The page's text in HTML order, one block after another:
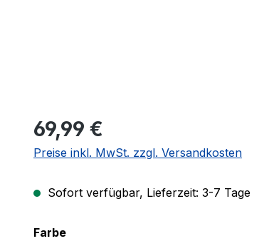
Regulärer Preis:
69,99 €
Preise inkl. MwSt. zzgl. Versandkosten
Sofort verfügbar, Lieferzeit: 3-7 Tage
Farbeauswählen